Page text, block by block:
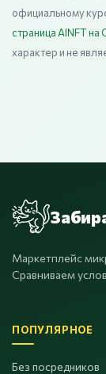
официальному
страница AINFT на
характер и не
Маркетплейс
Сравниваем
ПОПУЛЯРНОЕ
Без посредников